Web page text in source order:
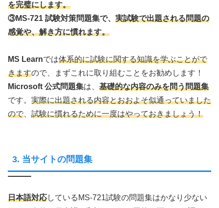
を完璧にします。
③MS-721 試験対策問題集で、 実試験で出題される問題の
感覚や、解き方に慣れます。
MS Learnでは体系的に試験に関する知識を学ぶことがで
きますので、まずこれに取り組むことをお勧めします！
Microsoft 公式問題集は、 基礎的な内容のみを問う問題集
です。 実際に出題される内容とおおよそ似通っていました
ので
試験に慣れるために一度はやっておきましょう！
3. 当サイトの問題集
日本語対応しているMS-721試験の問題集はかなり少ない